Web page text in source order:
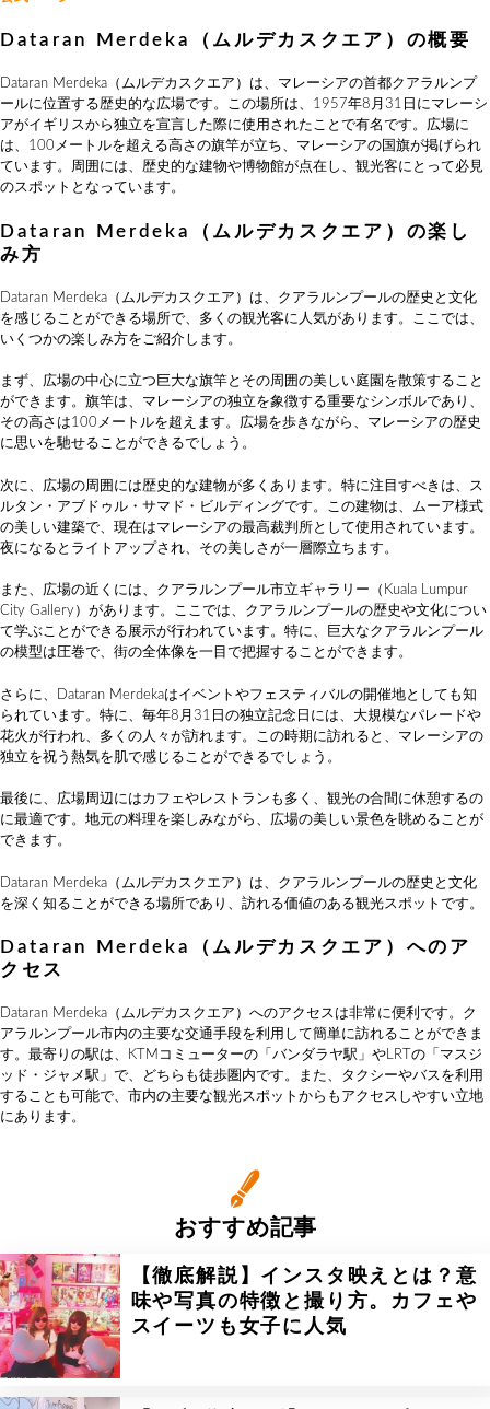
Dataran Merdeka（ムルデカスクエア）の概要
Dataran Merdeka（ムルデカスクエア）は、マレーシアの首都クアラルンプ
ールに位置する歴史的な広場です。この場所は、1957年8月31日にマレーシ
アがイギリスから独立を宣言した際に使用されたことで有名です。広場に
は、100メートルを超える高さの旗竿が立ち、マレーシアの国旗が掲げられ
ています。周囲には、歴史的な建物や博物館が点在し、観光客にとって必見
のスポットとなっています。
Dataran Merdeka（ムルデカスクエア）の楽し
み方
Dataran Merdeka（ムルデカスクエア）は、クアラルンプールの歴史と文化
を感じることができる場所で、多くの観光客に人気があります。ここでは、
いくつかの楽しみ方をご紹介します。
まず、広場の中心に立つ巨大な旗竿とその周囲の美しい庭園を散策すること
ができます。旗竿は、マレーシアの独立を象徴する重要なシンボルであり、
その高さは100メートルを超えます。広場を歩きながら、マレーシアの歴史
に思いを馳せることができるでしょう。
次に、広場の周囲には歴史的な建物が多くあります。特に注目すべきは、ス
ルタン・アブドゥル・サマド・ビルディングです。この建物は、ムーア様式
の美しい建築で、現在はマレーシアの最高裁判所として使用されています。
夜になるとライトアップされ、その美しさが一層際立ちます。
また、広場の近くには、クアラルンプール市立ギャラリー（Kuala Lumpur
City Gallery）があります。ここでは、クアラルンプールの歴史や文化につい
て学ぶことができる展示が行われています。特に、巨大なクアラルンプール
の模型は圧巻で、街の全体像を一目で把握することができます。
さらに、Dataran Merdekaはイベントやフェスティバルの開催地としても知
られています。特に、毎年8月31日の独立記念日には、大規模なパレードや
花火が行われ、多くの人々が訪れます。この時期に訪れると、マレーシアの
独立を祝う熱気を肌で感じることができるでしょう。
最後に、広場周辺にはカフェやレストランも多く、観光の合間に休憩するの
に最適です。地元の料理を楽しみながら、広場の美しい景色を眺めることが
できます。
Dataran Merdeka（ムルデカスクエア）は、クアラルンプールの歴史と文化
を深く知ることができる場所であり、訪れる価値のある観光スポットです。
Dataran Merdeka（ムルデカスクエア）へのア
クセス
Dataran Merdeka（ムルデカスクエア）へのアクセスは非常に便利です。ク
アラルンプール市内の主要な交通手段を利用して簡単に訪れることができま
す。最寄りの駅は、KTMコミューターの「バンダラヤ駅」やLRTの「マスジ
ッド・ジャメ駅」で、どちらも徒歩圏内です。また、タクシーやバスを利用
することも可能で、市内の主要な観光スポットからもアクセスしやすい立地
にあります。
おすすめ記事
【徹底解説】インスタ映えとは？意
味や写真の特徴と撮り方。カフェや
スイーツも女子に人気